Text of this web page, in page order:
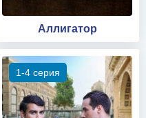
Аллигатор
1-4 серия